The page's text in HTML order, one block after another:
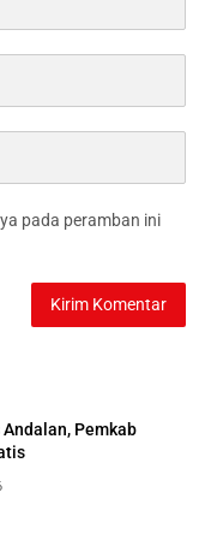
pada peramban ini
Pemkab